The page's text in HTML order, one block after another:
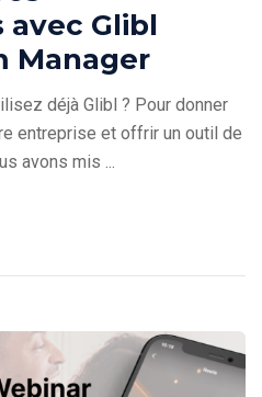
Glibl
Manager
déjà Glibl ? Pour donner
entreprise et offrir un outil de
avons mis ...